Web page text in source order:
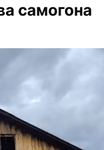
самогона